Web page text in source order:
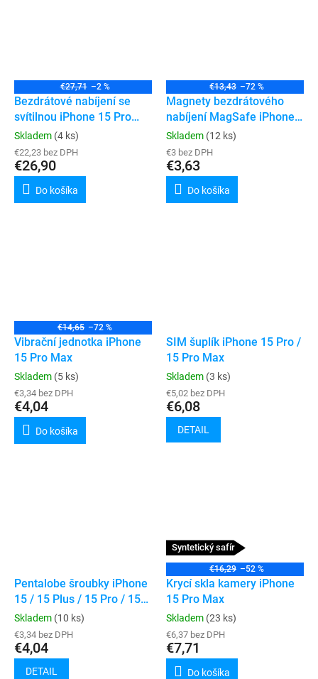
€27,71 –2 %
Bezdrátové nabíjení se
svítilnou iPhone 15 Pro
Max
Skladem (4 ks)
€22,23 bez DPH
€26,90
Do košíka
€13,43 –72 %
Magnety bezdrátového
nabíjení MagSafe iPhone
15 Pro / 15 Pro Max
Skladem (12 ks)
€3 bez DPH
€3,63
Do košíka
€14,65 –72 %
Vibrační jednotka iPhone
15 Pro Max
Skladem (5 ks)
€3,34 bez DPH
€4,04
Do košíka
SIM šuplík iPhone 15 Pro /
15 Pro Max
Skladem (3 ks)
€5,02 bez DPH
€6,08
DETAIL
Pentalobe šroubky iPhone
15 / 15 Plus / 15 Pro / 15
Pro Max (10ks)
Skladem (10 ks)
€3,34 bez DPH
€4,04
DETAIL
Syntetický safír
€16,29 –52 %
Krycí skla kamery iPhone
15 Pro Max
Skladem (23 ks)
€6,37 bez DPH
€7,71
Do košíka